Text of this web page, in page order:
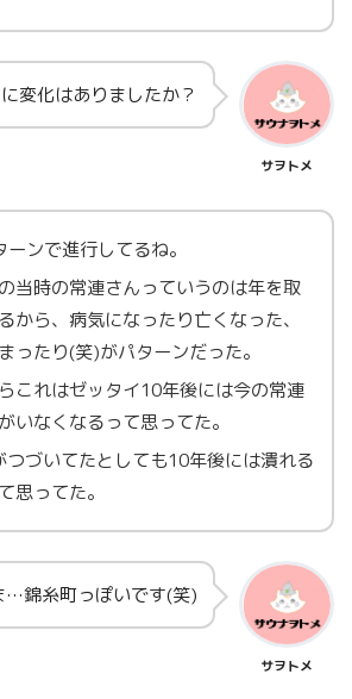
変化はありましたか？
サヲトメ
ーンで進行してるね。
当時の常連さんっていうのは年を取
から、病気になったり亡くなった、
ったり(笑)がパターンだった。
これはゼッタイ10年後には今の常連
いなくなるって思ってた。
つづいてたとしても10年後には潰れる
思ってた。
…錦糸町っぽいです(笑)
サヲトメ